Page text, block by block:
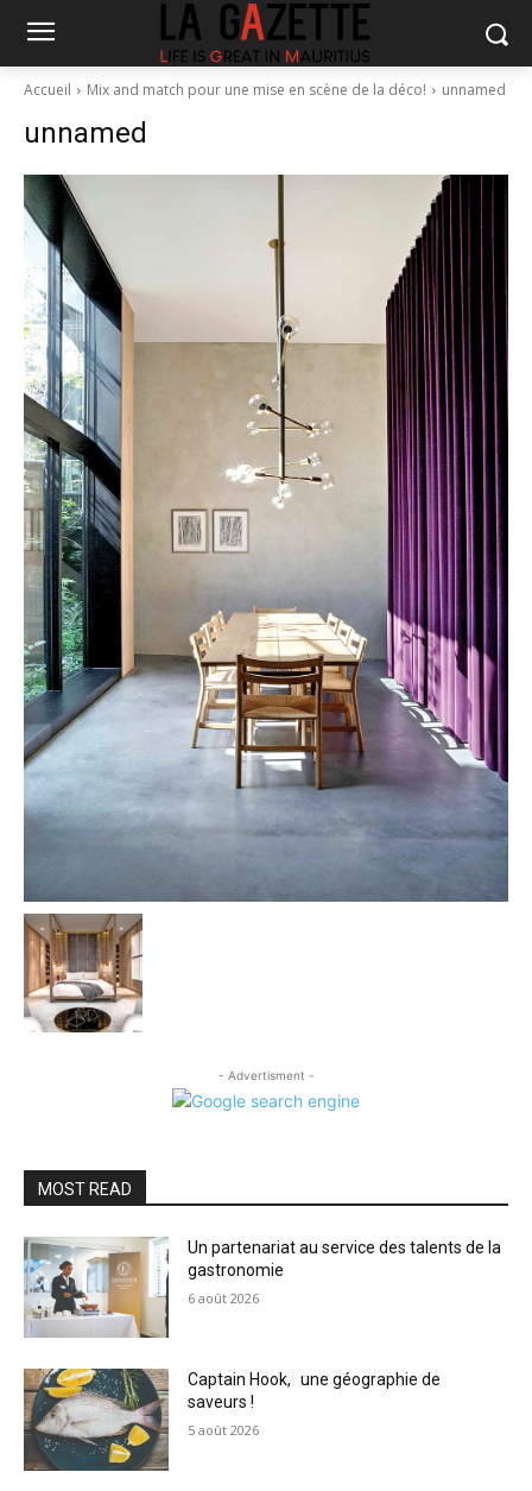
Accueil Mix and match pour une mise en scène de la déco! unnamed
unnamed
- Advertisment -
MOST READ
Un partenariat au service des talents de la
gastronomie
6 août 2026
Captain Hook, une géographie de
saveurs !
5 août 2026